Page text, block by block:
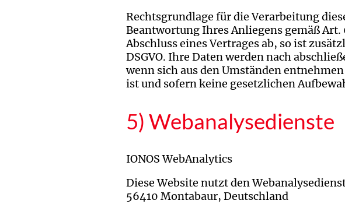
Rechtsgrundlage für die Verarbeitung
Beantwortung Ihres Anliegens gemäß
Abschluss eines Vertrages ab, so ist
DSGVO. Ihre Daten werden nach
wenn sich aus den Umständen
ist und sofern keine gesetzlichen
5) Webanalysedienste
IONOS WebAnalytics
Diese Website nutzt den
56410 Montabaur, Deutschland